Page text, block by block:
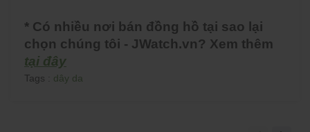
* Có nhiều nơi bán đồng hồ tại sao lại
chọn chúng tôi - JWatch.vn? Xem thêm
tại đây
Tags : dây da